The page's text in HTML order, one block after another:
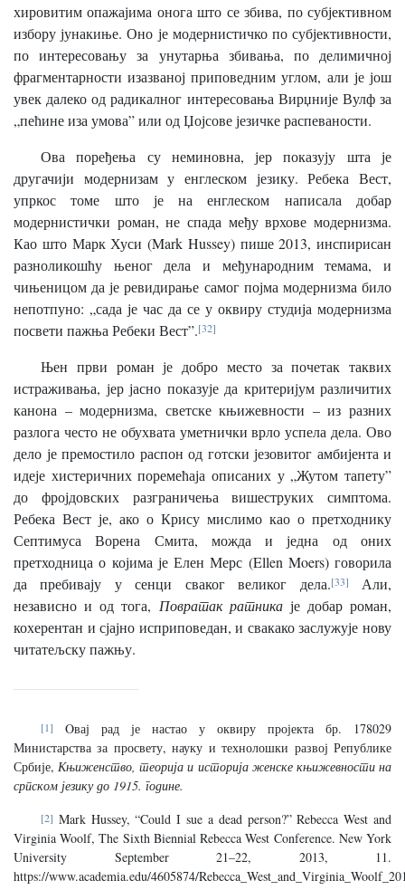
хировитим опажајима онога што се збива, по субјективном
избору јунакиње. Оно је модернистичко по субјективности,
по интересовању за унутарња збивања, по делимичној
фрагментарности изазваној приповедним углом, али је још
увек далеко од радикалног интересовања Вирџније Вулф за
„пећине иза умова” или од Џојсове језичке распеваности.
Ова поређења су неминовна, јер показују шта је
другачији модернизам у енглеском језику. Ребека Вест,
упркос томе што је на енглеском написала добар
модернистички роман, не спада међу врхове модернизма.
Као што Марк Хуси (Mark Hussey) пише 2013, инспирисан
разноликошћу њеног дела и међународним темама, и
чињеницом да је ревидирање самог појма модернизма било
непотпуно: „сада је час да се у оквиру студија модернизма
посвети пажња Ребеки Вест”.[32]
Њен први роман је добро место за почетак таквих
истраживања, јер јасно показује да критеријум различитих
канона – модернизма, светске књижевности – из разних
разлога често не обухвата уметнички врло успела дела. Ово
дело је премостило распон од готски језовитог амбијента и
идеје хистеричних поремећаја описаних у „Жутом тапету”
до фројдовских разграничења вишеструких симптома.
Ребека Вест је, ако о Крису мислимо као о претходнику
Септимуса Ворена Смита, можда и једна од оних
претходница о којима је Елен Мерс (Ellen Moers) говорила
да пребивају у сенци сваког великог дела.[33]
Али,
независно и од тога, Повратак ратника је добар роман,
кохерентан и сјајно исприповедан, и свакако заслужује нову
читатељску пажњу.
[1]
Oвај рад је настао у оквиру пројекта бр. 178029
Министарства за просвету, науку и технолошки развој Републике
Србије, Књиженство, теорија и историја женске књижевности на
српском језику до 1915. године.
[2] Mark Hussey, “Could I sue a dead person?” Rebecca West and
Virginia Woolf, The Sixth Biennial Rebecca West Conference. New York
University September 21–22, 2013, 11.
https://www.academia.edu/4605874/